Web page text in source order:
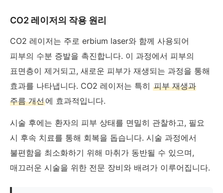
CO2 레이저의 작용 원리
CO2 레이저는 주로 erbium laser와 함께 사용되어
피부의 수분 증발을 촉진합니다. 이 과정에서 피부의
표면층이 제거되고, 새로운 피부가 재생되는 과정을 통해
효과를 나타냅니다. CO2 레이저는 특히 피부 재생과
주름 개선에 효과적입니다.
시술 후에는 환자의 피부 상태를 면밀히 관찰하고, 필요
시 후속 치료를 통해 회복을 돕습니다. 시술 과정에서
불편함을 최소화하기 위해 마취가 동반될 수 있으며,
매끄러운 시술을 위한 전문 장비와 배려가 이루어집니다.